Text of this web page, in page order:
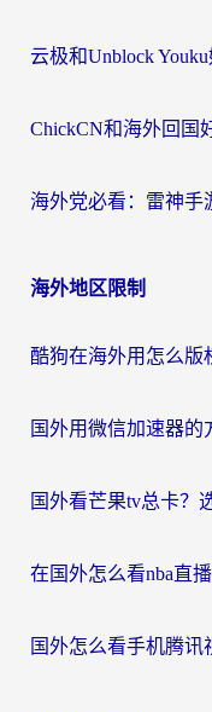
海外地区限制